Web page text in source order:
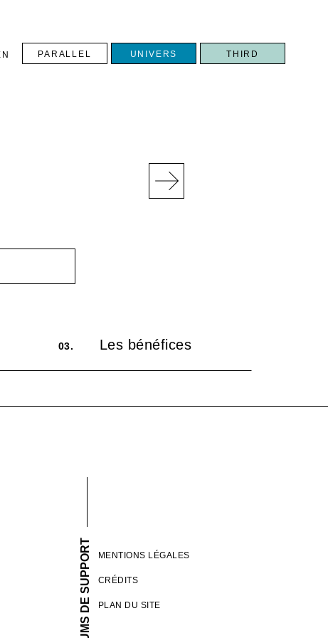
PARALLEL UNIVERS THIRD
03. Les bénéfices
FORUMS DE SUPPORT MENTIONS LÉGALES
CRÉDITS
PLAN DU SITE